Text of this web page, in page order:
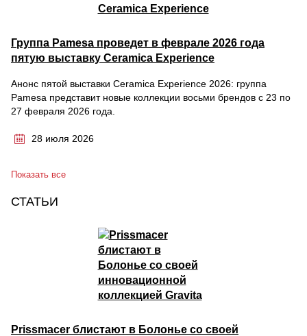
Группа Pamesa проведет в феврале 2026 года
пятую выставку Ceramica Experience
Анонс пятой выставки Ceramica Experience 2026: группа
Pamesa представит новые коллекции восьми брендов с 23 по
27 февраля 2026 года.
28 июля 2026
Показать все
СТАТЬИ
Prissmacer блистают в Болонье со своей